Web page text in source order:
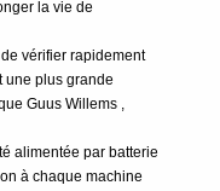
la vie de
vérifier rapidement
une plus grande
Guus Willems ,
alimentée par batterie
à chaque machine